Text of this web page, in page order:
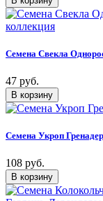
Семена Свекла
47 руб.
Семена Укроп
108 руб.